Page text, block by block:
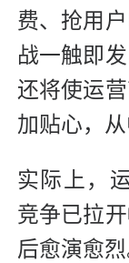
费、抢用
战一触即
还将使运
加贴心，
实际上，
竞争已拉
后愈演愈烈